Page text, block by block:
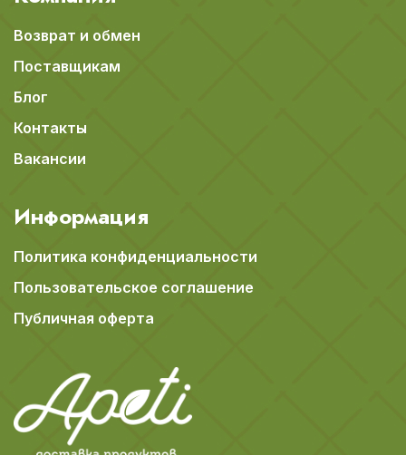
Возврат и обмен
Поставщикам
Блог
Контакты
Вакансии
Информация
Политика конфиденциальности
Пользовательское соглашение
Публичная оферта